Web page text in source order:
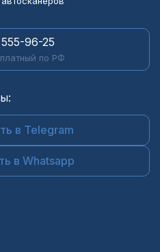
96-25
по РФ
в Telegram
в Whatsapp